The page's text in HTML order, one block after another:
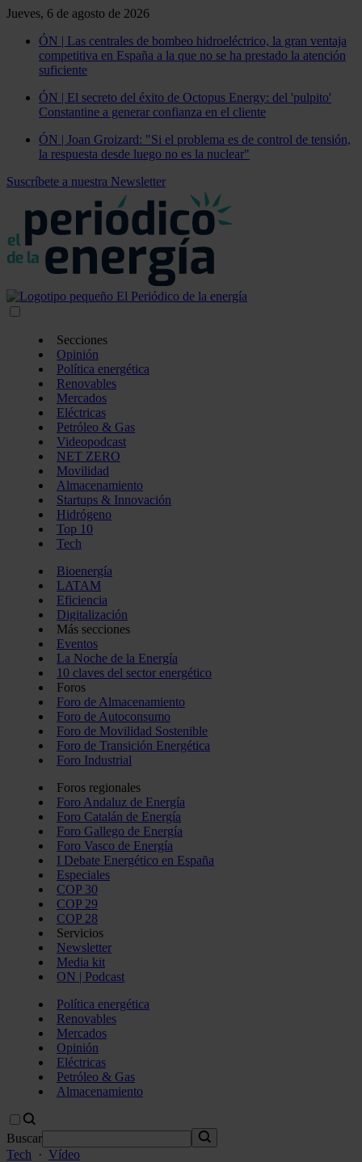
Jueves, 6 de agosto de 2026
ÓN | Las centrales de bombeo hidroeléctrico, la gran ventaja
competitiva en España a la que no se ha prestado la atención
suficiente
ÓN | El secreto del éxito de Octopus Energy: del 'pulpito'
Constantine a generar confianza en el cliente
ÓN | Joan Groizard: "Si el problema es de control de tensión,
la respuesta desde luego no es la nuclear"
Suscríbete a nuestra Newsletter
Secciones
Opinión
Política energética
Renovables
Mercados
Eléctricas
Petróleo & Gas
Videopodcast
NET ZERO
Movilidad
Almacenamiento
Startups & Innovación
Hidrógeno
Top 10
Tech
Bioenergía
LATAM
Eficiencia
Digitalización
Más secciones
Eventos
La Noche de la Energía
10 claves del sector energético
Foros
Foro de Almacenamiento
Foro de Autoconsumo
Foro de Movilidad Sostenible
Foro de Transición Energética
Foro Industrial
Foros regionales
Foro Andaluz de Energía
Foro Catalán de Energía
Foro Gallego de Energía
Foro Vasco de Energía
I Debate Energético en España
Especiales
COP 30
COP 29
COP 28
Servicios
Newsletter
Media kit
ON | Podcast
Política energética
Renovables
Mercados
Opinión
Eléctricas
Petróleo & Gas
Almacenamiento
Buscar
Tech
· Vídeo